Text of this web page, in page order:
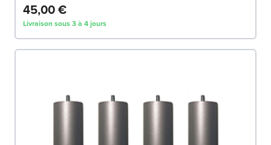
45,00 €
Livraison sous 3 à 4 jours